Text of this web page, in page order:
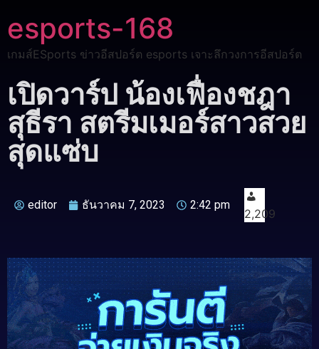
esports-168
เกมส์ESports ข่าวอีสปอร์ต esports เจาะลึกวงการอีสปอร์ต
เปิดวาร์ป น้องเฟื่องชฎา
สุธีรา สตรีมเมอร์สาวสวย
สุดแซ่บ
editor ธันวาคม 7, 2023 2:42 pm
2,209